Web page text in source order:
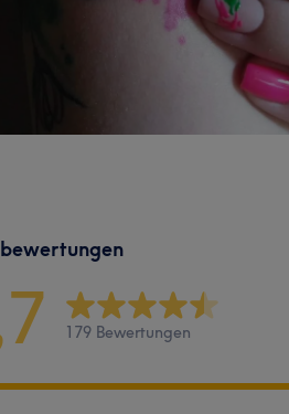
179 Bewertungen